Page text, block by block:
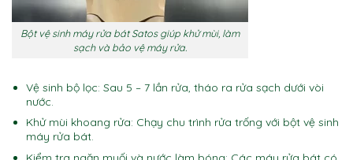
Bột vệ sinh máy rửa bát Satos giúp khử mùi, làm
sạch và bảo vệ máy rửa.
Vệ sinh bộ lọc: Sau 5 – 7 lần rửa, tháo ra rửa sạch dưới vòi
nước.
Khử mùi khoang rửa: Chạy chu trình rửa trống với bột vệ sinh
máy rửa bát.